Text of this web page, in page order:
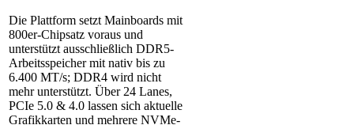
Die Plattform setzt Mainboards mit
800er-Chipsatz voraus und
unterstützt ausschließlich DDR5-
Arbeitsspeicher mit nativ bis zu
6.400 MT/s; DDR4 wird nicht
mehr unterstützt. Über 24 Lanes,
PCIe 5.0 & 4.0 lassen sich aktuelle
Grafikkarten und mehrere NVMe-